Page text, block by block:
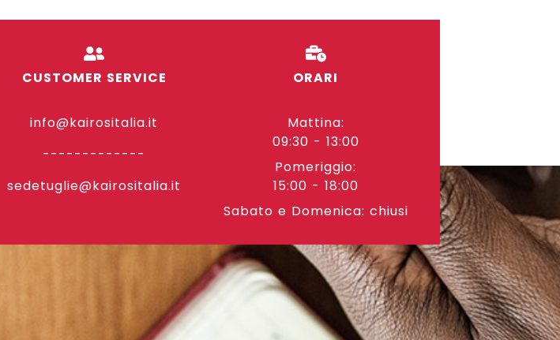
CUSTOMER SERVICE
info@kairositalia.it
-------------
sedetuglie@kairositalia.it
ORARI
Mattina:
09:30 - 13:00
Pomeriggio:
15:00 - 18:00
Sabato e Domenica: chiusi